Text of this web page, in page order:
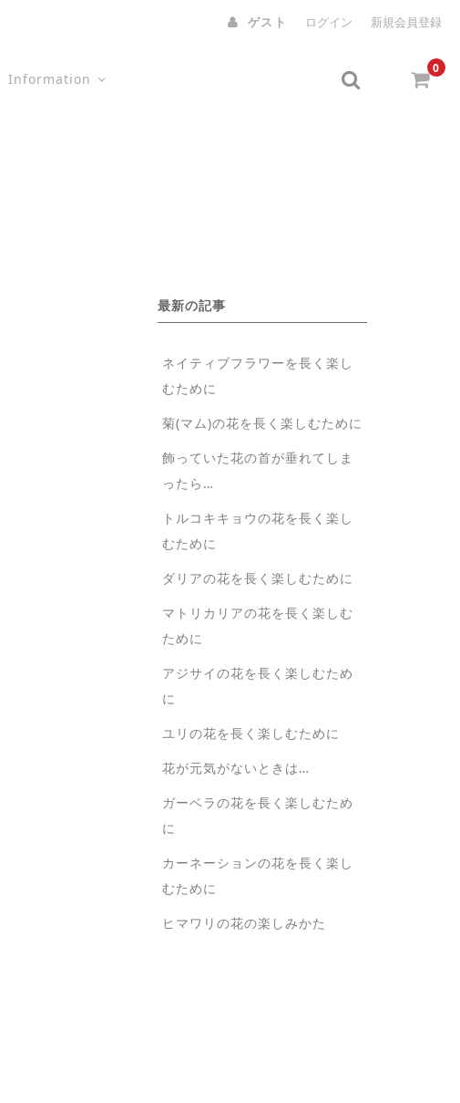
ゲスト ログイン 新規会員登録
0
Information
最新の記事
ネイティブフラワーを長く楽し
むために
菊(マム)の花を長く楽しむために
飾っていた花の首が垂れてしま
ったら…
トルコキキョウの花を長く楽し
むために
ダリアの花を長く楽しむために
マトリカリアの花を長く楽しむ
ために
アジサイの花を長く楽しむため
に
ユリの花を長く楽しむために
花が元気がないときは…
ガーベラの花を長く楽しむため
に
カーネーションの花を長く楽し
むために
ヒマワリの花の楽しみかた